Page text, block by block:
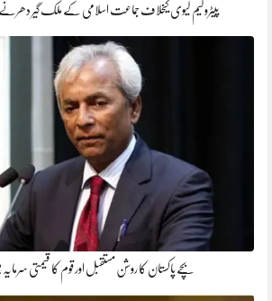
پیٹرولیم لیوی کیخلاف جماعت اسلامی کے ملک گیر
بچے پاکستان کا روشن مستقبل اور قوم کا قیمتی سرمایہ